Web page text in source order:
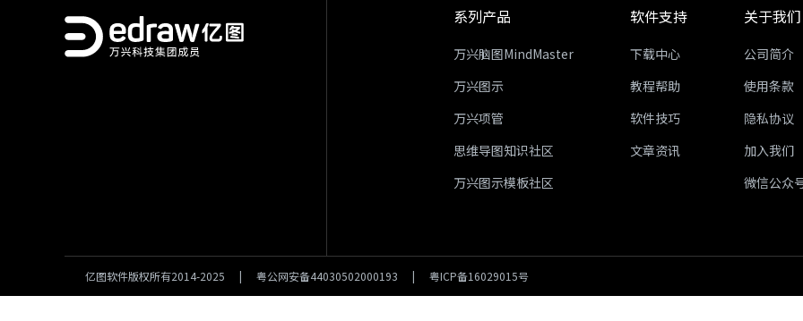
系列产品
万兴脑图MindMaster
万兴图示
万兴项管
思维导图知识社区
万兴图示模板社区
软件支持
下载中心
教程帮助
软件技巧
文章资讯
关于我们
公司简介
使用条款
隐私协议
加入我们
微信公众
亿图软件版权所有2014-2025 | 粤公网安备44030502000193 | 粤ICP备16029015号